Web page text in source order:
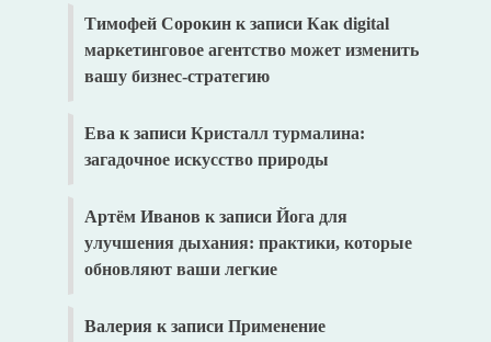
Тимофей Сорокинк записи Как digital
маркетинговое агентство может изменить
вашу бизнес-стратегию
Ева к записи Кристалл турмалина:
загадочное искусство природы
Артём Иванов к записи Йога для
улучшения дыхания: практики, которые
обновляют ваши легкие
Валерия к записи Применение